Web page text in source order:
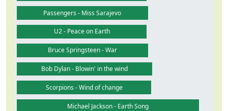
Passengers - Miss Sarajevo
U2 - Peace on Earth
Bruce Springsteen - War
Bob Dylan - Blowin' in the wind
Scorpions - Wind of change
Michael Jackson - Earth Song